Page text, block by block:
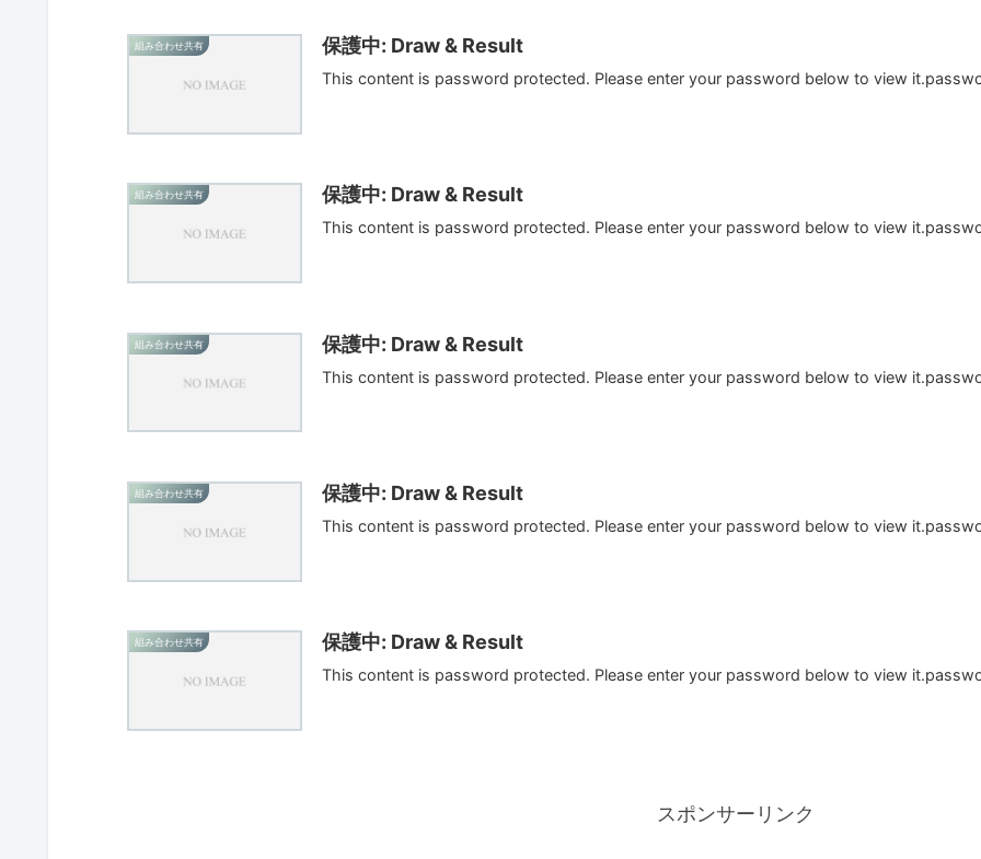
組み合わせ共有 保護中: Draw & Result
This content is password protected. Please enter your password below to view
組み合わせ共有 保護中: Draw & Result
This content is password protected. Please enter your password below to view
組み合わせ共有 保護中: Draw & Result
This content is password protected. Please enter your password below to view
組み合わせ共有 保護中: Draw & Result
This content is password protected. Please enter your password below to view
組み合わせ共有 保護中: Draw & Result
This content is password protected. Please enter your password below to view
スポンサーリンク